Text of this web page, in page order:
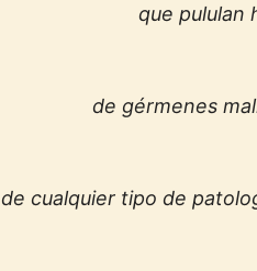
que pululan
de gérmenes
de cualquier tipo de